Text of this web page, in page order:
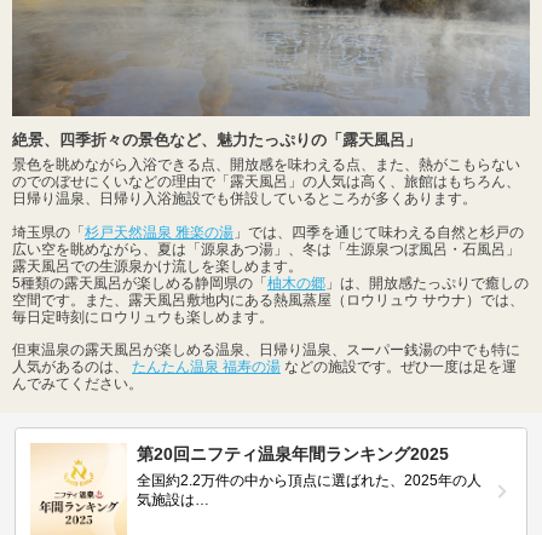
絶景、四季折々の景色など、魅力たっぷりの「露天風呂」
景色を眺めながら入浴できる点、開放感を味わえる点、また、熱がこもらない
のでのぼせにくいなどの理由で「露天風呂」の人気は高く、旅館はもちろん、
日帰り温泉、日帰り入浴施設でも併設しているところが多くあります。
埼玉県の「杉戸天然温泉 雅楽の湯 」では、四季を通じて味わえる自然と杉戸の
広い空を眺めながら、夏は「源泉あつ湯」、冬は「生源泉つぼ風呂・石風呂」
露天風呂での生源泉かけ流しを楽しめます。
5種類の露天風呂が楽しめる静岡県の「柚木の郷 」は、開放感たっぷりで癒しの
空間です。また、露天風呂敷地内にある熱風蒸屋（ロウリュウ サウナ）では、
毎日定時刻にロウリュウも楽しめます。
但東温泉の露天風呂が楽しめる温泉、日帰り温泉、スーパー銭湯の中でも特に
人気があるのは、 たんたん温泉 福寿の湯 などの施設です。ぜひ一度は足を運
んでみてください。
第20回ニフティ温泉年間ランキング2025
全国約2.2万件の中から頂点に選ばれた、2025年の人
気施設は…